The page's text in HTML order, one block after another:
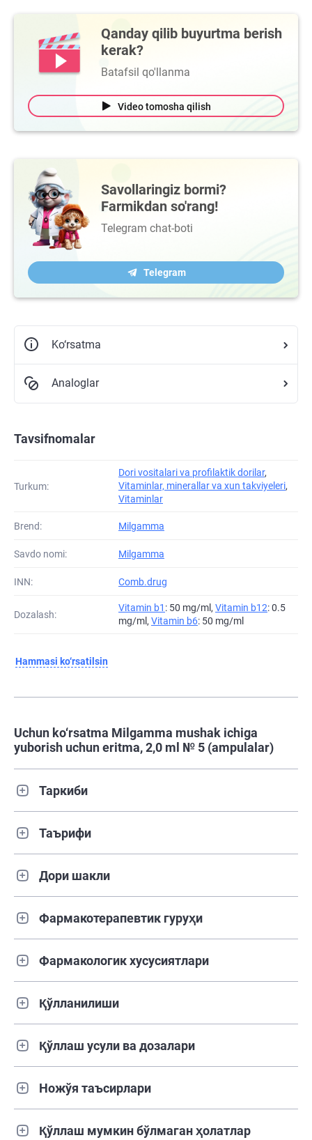
Qanday qilib buyurtma berish
kerak?
Batafsil qo'llanma
Video tomosha qilish
Savollaringiz bormi?
Farmikdan so'rang!
Telegram chat-boti
Telegram
Ko‘rsatma
Analoglar
Tavsifnomalar
Turkum:
Dori vositalari va profilaktik dorilar,
Vitaminlar, minerallar va xun takviyeleri,
Vitaminlar
Brend: Milgamma
Savdo nomi: Milgamma
INN: Comb.drug
Dozalash:
Vitamin b1 : 50 mg/ml, Vitamin b12: 0.5
mg/ml, Vitamin b6: 50 mg/ml
Hammasi ko‘rsatilsin
Uchun ko‘rsatma Milgamma mushak ichiga
yuborish uchun eritma, 2,0 ml № 5 (ampulalar)
Таркиби
Таърифи
Дори шакли
Фармакотерапевтик гуруҳи
Фармакологик хусусиятлари
Қўлланилиши
Қўллаш усули ва дозалари
Ножўя таъсирлари
Қўллаш мумкин бўлмаган ҳолатлар